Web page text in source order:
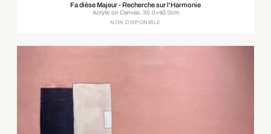
Fa dièse Majeur - Recherche sur l'Harmonie
Acrylic on Canvas, 30.0×40.0cm
NON DISPONIBLE